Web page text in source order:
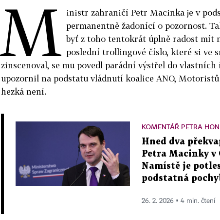
M inistr zahraničí Petr Macinka je v
permanentně žadonící o pozornost.
byť z toho tentokrát úplně radost mít
poslední trollingové číslo, které si ve
zinscenoval, se mu povedl parádní výstřel do vlastních
upozornil na podstatu vládnutí koalice ANO, Motoristů
hezká není.
KOMENTÁŘ PETRA
Hned dva
Petra Macinky v
Namístě je
podstatná
26. 2. 2026 ▪ 4 min. čtení